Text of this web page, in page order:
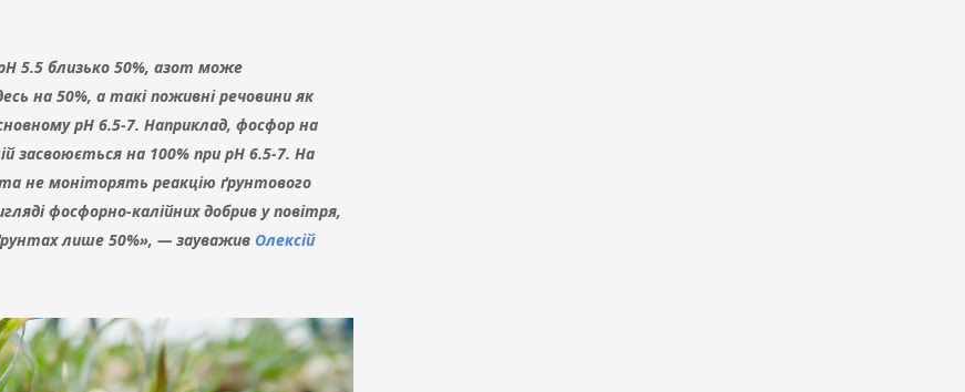
5.5 близько 50%, азот може
на 50%, а такі поживні речовини як
pH 6.5-7. Наприклад, фосфор на
засвоюється на 100% при pH 6.5-7. На
не моніторять реакцію ґрунтового
фосфорно-калійних добрив у повітря,
лише 50%», — зауважив Олексій